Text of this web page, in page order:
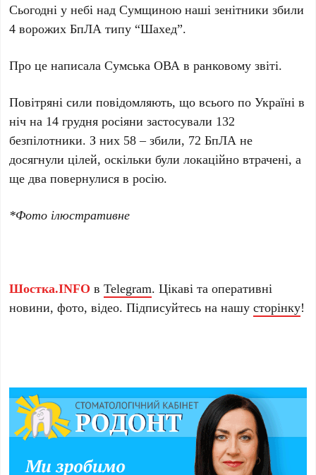
Сьогодні у небі над Сумщиною наші зенітники збили
4 ворожих БпЛА типу “Шахед”.
Про це написала Сумська ОВА в ранковому звіті.
Повітряні сили повідомляють, що всього по Україні в
ніч на 14 грудня росіяни застосували 132
безпілотники. З них 58 – збили, 72 БпЛА не
досягнули цілей, оскільки були локаційно втрачені, а
ще два повернулися в росію.
*Фото ілюстративне
Шостка.INFO вTelegram. Цікаві та оперативні
новини, фото, відео. Підписуйтесь на нашусторінку!